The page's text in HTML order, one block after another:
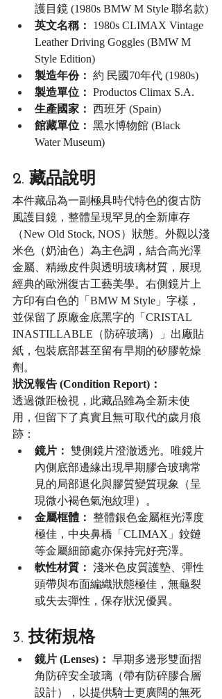
護目鏡 (1980s BMW M Style 聯名款)
英文名稱：
1980s CLIMAX Vintage
Leather Driving Goggles (BMW M
Style Edition)
製造年份： 約 民國70年代 (1980s)
製造單位： Productos Climax S.A.
生產國家： 西班牙 (Spain)
館藏單位： 黑水博物館 (Black
Water Museum)
2. 藏品說明
本件藏品為一副極具時代特色的復古防
風護目鏡，整體呈現罕見的全新庫存
（New Old Stock, NOS）狀態。外觀以淺
米色（奶油色）為主色調，結合高光澤
金屬、精緻皮件與透明玻璃材質，展現
經典的歐洲復古工藝美學。右側鏡片上
方印有白色的「BMW M Style」字樣，
並保留了原廠金底黑字的「CRISTAL
INASTILLABLE（防碎玻璃）」出廠貼
紙，包裝底部甚至留有早期的矽膠乾燥
劑。
狀況報告 (Condition Report)：
透過微距檢視，此藏品雖為全新未使
用，但留下了真實且無可取代的歲月痕
跡：
鏡片： 雙側鏡片澄澈透光。唯鏡片
內側底部邊緣出現早期膠合玻璃常
見的局部退化與膠質變質現象（呈
現微小褐色氣泡紋理）。
金屬框體： 整體銀色金屬框光澤度
極佳，中央鼻橋「CLIMAX」鉸鏈
等金屬細節處亦保持完好亮澤。
軟性材質： 淺米色皮質護墊、彈性
頭帶與布面編織狀態極佳，無龜裂
或失去彈性，保存狀況優異。
3. 技術規格
鏡片 (Lenses)： 早期多邊形雙面摺
角防碎安全玻璃（帶有防碎膠合層
設計），以提供騎士更廣闊的無死